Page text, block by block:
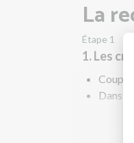
La
Étape 1
1. Les
Dans
Faites
Une